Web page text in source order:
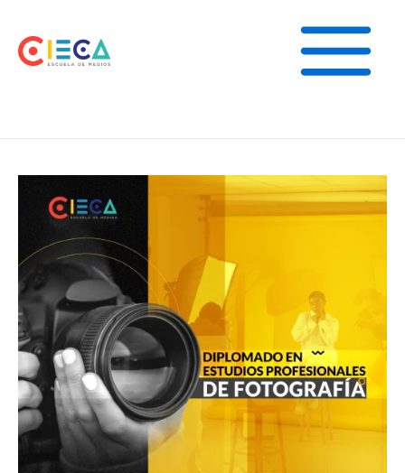
contenido
Menu
Estudios
Profesionales
de
Fotografía
cantidad